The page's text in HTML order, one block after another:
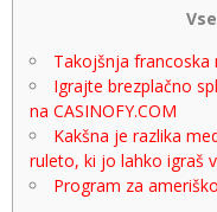
Takojšnja francoska
Igrajte brezplačno
na CASINOFY.COM
Kakšna je razlika
ruleto, ki jo lahko igraš
Program za